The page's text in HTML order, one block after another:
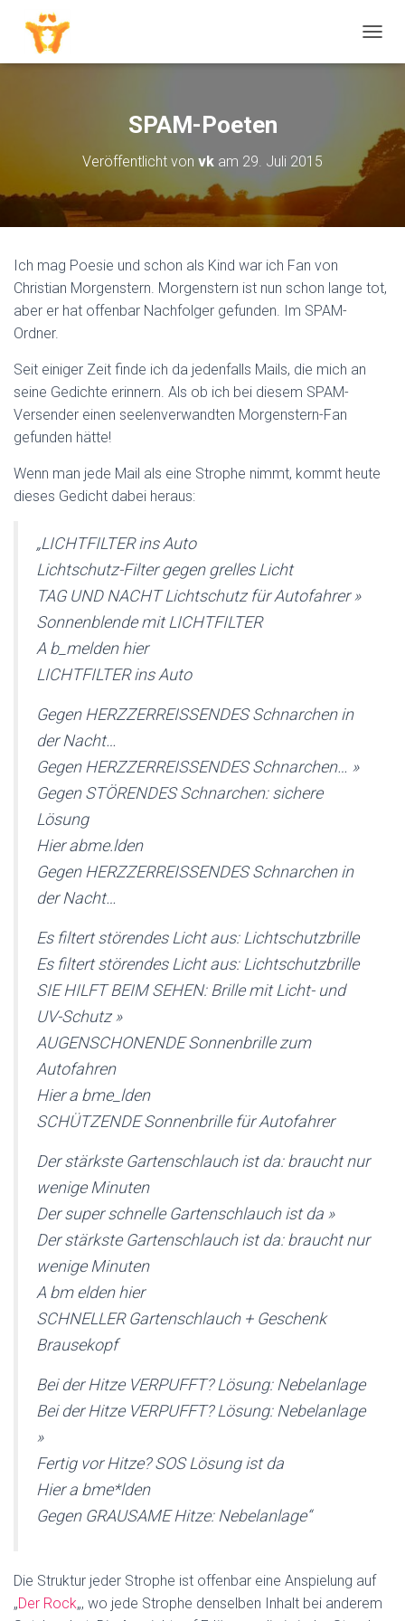
A
T
H
SPAM-Poeten
Veröffentlicht von vk am 29. Juli 2015
Ich mag Poesie und schon als Kind war ich Fan von
Christian Morgenstern. Morgenstern ist nun schon lange tot,
aber er hat offenbar Nachfolger gefunden. Im SPAM-
Ordner.
Seit einiger Zeit finde ich da jedenfalls Mails, die mich an
seine Gedichte erinnern. Als ob ich bei diesem SPAM-
Versender einen seelenverwandten Morgenstern-Fan
gefunden hätte!
Wenn man jede Mail als eine Strophe nimmt, kommt heute
dieses Gedicht dabei heraus:
„LICHTFILTER ins Auto
Lichtschutz-Filter gegen grelles Licht
TAG UND NACHT Lichtschutz für Autofahrer »
Sonnenblende mit LICHTFILTER
A b_melden hier
LICHTFILTER ins Auto
Gegen HERZZERREISSENDES Schnarchen in
der Nacht…
Gegen HERZZERREISSENDES Schnarchen… »
Gegen STÖRENDES Schnarchen: sichere
Lösung
Hier abme.lden
Gegen HERZZERREISSENDES Schnarchen in
der Nacht…
Es filtert störendes Licht aus: Lichtschutzbrille
Es filtert störendes Licht aus: Lichtschutzbrille
SIE HILFT BEIM SEHEN: Brille mit Licht- und
UV-Schutz »
AUGENSCHONENDE Sonnenbrille zum
Autofahren
Hier a bme_lden
SCHÜTZENDE Sonnenbrille für Autofahrer
Der stärkste Gartenschlauch ist da: braucht nur
wenige Minuten
Der super schnelle Gartenschlauch ist da »
Der stärkste Gartenschlauch ist da: braucht nur
wenige Minuten
A bm elden hier
SCHNELLER Gartenschlauch + Geschenk
Brausekopf
Bei der Hitze VERPUFFT? Lösung: Nebelanlage
Bei der Hitze VERPUFFT? Lösung: Nebelanlage
»
Fertig vor Hitze? SOS Lösung ist da
Hier a bme*lden
Gegen GRAUSAME Hitze: Nebelanlage“
Die Struktur jeder Strophe ist offenbar eine Anspielung auf
„Der Rock„, wo jede Strophe denselben Inhalt bei anderem